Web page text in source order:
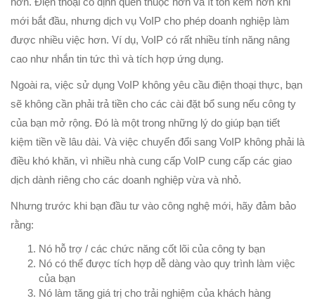
mới bắt đầu, nhưng dịch vụ VoIP cho phép doanh nghiệp làm
được nhiều việc hơn. Ví dụ, VoIP có rất nhiều tính năng nâng
cao như nhắn tin tức thì và tích hợp ứng dụng.
Ngoài ra, việc sử dụng VoIP không yêu cầu điện thoại thực, bạn
sẽ không cần phải trả tiền cho các cài đặt bổ sung nếu công ty
của bạn mở rộng. Đó là một trong những lý do giúp bạn tiết
kiệm tiền về lâu dài. Và việc chuyển đổi sang VoIP không phải là
điều khó khăn, vì nhiều nhà cung cấp VoIP cung cấp các giao
dịch dành riêng cho các doanh nghiệp vừa và nhỏ.
Nhưng trước khi bạn đầu tư vào công nghệ mới, hãy đảm bảo
rằng:
Nó hỗ trợ / các chức năng cốt lõi của công ty bạn
Nó có thể được tích hợp dễ dàng vào quy trình làm việc
của bạn
Nó làm tăng giá trị cho trải nghiệm của khách hàng